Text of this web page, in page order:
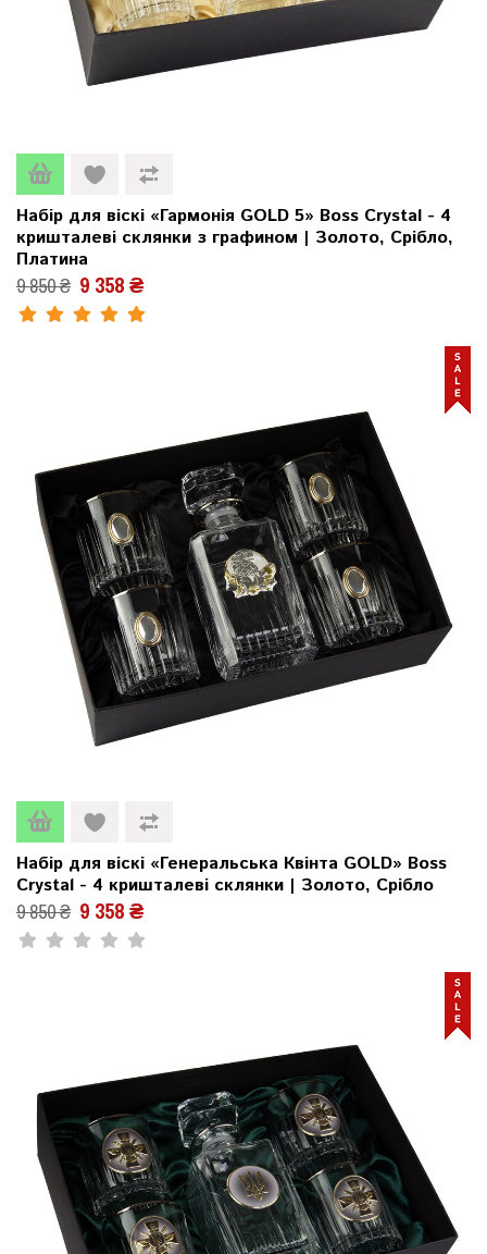
Набір для віскі «Гармонія GOLD 5» Boss Crystal - 4
кришталеві склянки з графином | Золото, Срібло,
Платина
9 850 ₴ 9 358 ₴
Набір для віскі «Генеральська Квінта GOLD» Boss
Crystal - 4 кришталеві склянки | Золото, Срібло
9 850 ₴ 9 358 ₴